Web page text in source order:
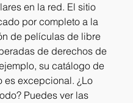
en la red. El sitio
por completo a la
de películas de libre
de derechos de
su catálogo de
es excepcional. ¿Lo
Puedes ver las